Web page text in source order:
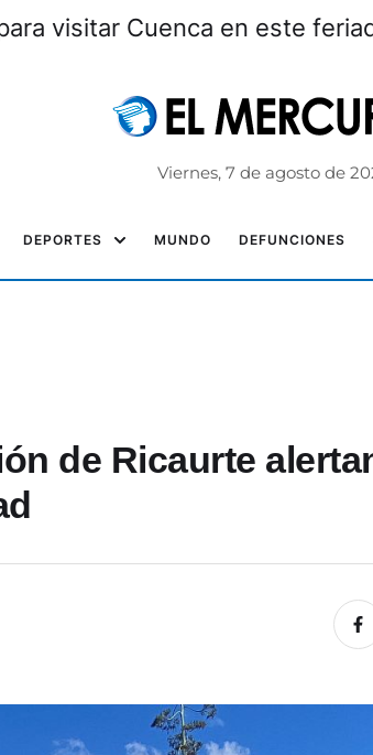
visitar Cuenca en este
Viernes, 7 de agosto de
DEPORTES MUNDO DEFUNCIONES
de Ricaurte